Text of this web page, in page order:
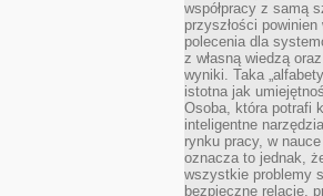
współpracy z samą
przyszłości
polecenia dla
z własną wiedzą
wyniki. Taka
istotna jak
Osoba, która potrafi
inteligentne
rynku pracy, w
oznacza to jednak,
wszystkie problemy
bezpieczne relacje,